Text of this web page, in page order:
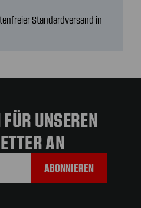
Standardversand in
UNSEREN
AN